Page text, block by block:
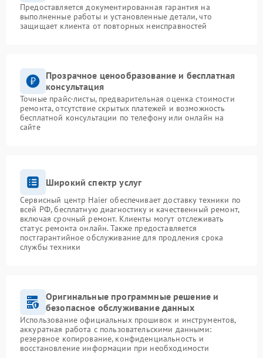
Предоставляется документированная гарантия на
выполненные работы и установленные детали, что
защищает клиента от повторных неисправностей
Прозрачное ценообразование и бесплатная
консультация
Точные прайс-листы, предварительная оценка стоимости
ремонта, отсутствие скрытых платежей и возможность
бесплатной консультации по телефону или онлайн на
сайте
Широкий спектр услуг
Сервисный центр Haier обеспечивает доставку техники по
всей РФ, бесплатную диагностику и качественный ремонт,
включая срочный ремонт. Клиенты могут отслеживать
статус ремонта онлайн. Также предоставляется
постгарантийное обслуживание для продления срока
службы техники
Оригинальные программные решение и
безопасное обслуживание данных
Использование официальных прошивок и инструментов,
аккуратная работа с пользовательскими данными:
резервное копирование, конфиденциальность и
восстановление информации при необходимости